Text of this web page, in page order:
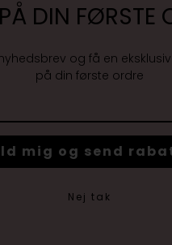
DIN FØRSTE
og få en
på din første ordre
mig og send
Nej tak